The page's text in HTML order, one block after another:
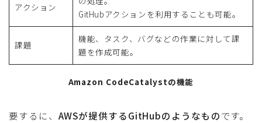
アクション
GitHubアクションを利用することも可能。
課題
機能、タスク、バグなどの作業に対して課
題を作成可能。
Amazon CodeCatalystの機能
要するに、 AWSが提供するGitHubのようなものです。